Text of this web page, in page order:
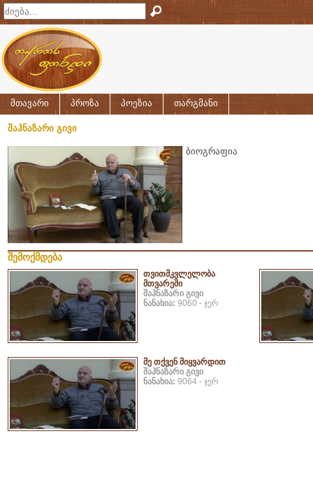
მთავარი პროზა პოეზია თარგმანი
შაჰნაზარი გივი
ბიოგრაფია
შემოქმდება
თვითმკვლელობა
მთვარეში
შაჰნაზარი გივი
ნანახია: 9060 - ჯერ
მე თქვენ მიყვარდით
შაჰნაზარი გივი
ნანახია: 9064 - ჯერ